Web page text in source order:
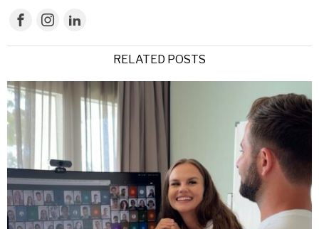
RELATED POSTS